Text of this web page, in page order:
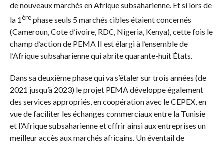
de nouveaux marchés en Afrique subsaharienne. Et si lors de
la 1èrephase seuls 5 marchés cibles étaient concernés
(Cameroun, Cote d’ivoire, RDC, Nigeria, Kenya), cette fois le
champ d’action de PEMA II est élargi à l’ensemble de
l’Afrique subsaharienne qui abrite quarante-huit États.
Dans sa deuxième phase qui va s’étaler sur trois années (de
2021 jusqu’à 2023) le projet PEMA développe également
des services appropriés, en coopération avec le CEPEX, en
vue de faciliter les échanges commerciaux entre la Tunisie
et l’Afrique subsaharienne et offrir ainsi aux entreprises un
meilleur accès aux marchés africains. Un éventail de